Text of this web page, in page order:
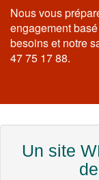
Nous vous
engagement
besoins et notre
47 75 17 88.
Un site